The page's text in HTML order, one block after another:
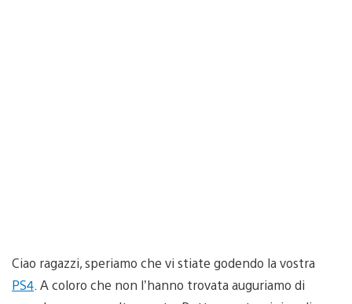
Ciao ragazzi, speriamo che vi stiate godendo la vostra
PS4 . A coloro che non l’hanno trovata auguriamo di